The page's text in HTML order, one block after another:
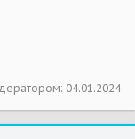
04.01.2024